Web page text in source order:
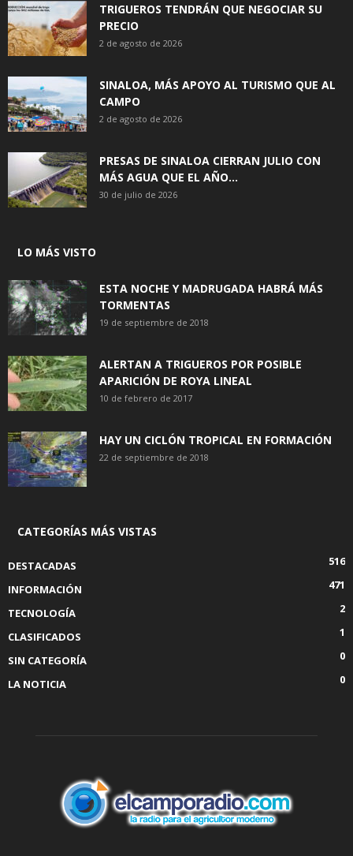
TRIGUEROS TENDRÁN QUE NEGOCIAR SU
PRECIO
2 de agosto de 2026
SINALOA, MÁS APOYO AL TURISMO QUE AL
CAMPO
2 de agosto de 2026
PRESAS DE SINALOA CIERRAN JULIO CON
MÁS AGUA QUE EL AÑO...
30 de julio de 2026
LO MÁS VISTO
ESTA NOCHE Y MADRUGADA HABRÁ MÁS
TORMENTAS
19 de septiembre de 2018
ALERTAN A TRIGUEROS POR POSIBLE
APARICIÓN DE ROYA LINEAL
10 de febrero de 2017
HAY UN CICLÓN TROPICAL EN FORMACIÓN
22 de septiembre de 2018
CATEGORÍAS MÁS VISTAS
DESTACADAS
516
INFORMACIÓN
471
TECNOLOGÍA
2
CLASIFICADOS
1
SIN CATEGORÍA
0
LA NOTICIA
0